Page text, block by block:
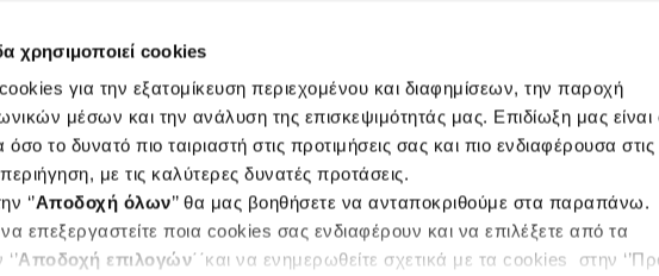
χρησιμοποιεί cookies
για την εξατομίκευση περιεχομένου και διαφημίσεων, την παροχή
μέσων και την ανάλυση της επισκεψιμότητάς μας. Επιδίωξη μας είναι
το δυνατό πιο ταιριαστή στις προτιμήσεις σας και πιο ενδιαφέρουσα στις
με τις καλύτερες δυνατές προτάσεις.
‘’Αποδοχή όλων’’ θα μας βοηθήσετε να ανταποκριθούμε στα παραπάνω.
επεξεργαστείτε ποια cookies σας ενδιαφέρουν και να επιλέξετε από τα
Αποδοχή επιλογών΄΄και να ενημερωθείτε σχετικά με τα cookies στην